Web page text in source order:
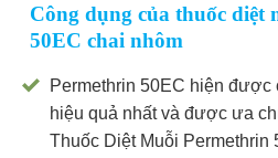
Công dụng của thuốc diệt
50EC chai nhôm
Permethrin 50EC hiện được
hiệu quả nhất và được ưa
Thuốc Diệt Muỗi